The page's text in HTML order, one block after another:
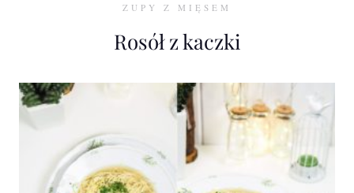
ZUPY Z MIĘSEM
Rosół z kaczki